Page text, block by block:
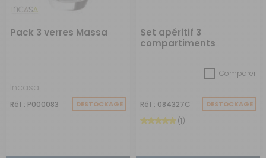
Pack 3 verres Massa
Incasa
Réf : P000083 DESTOCKAGE
Set apéritif 3
compartiments
Comparer
Réf : 084327C DESTOCKAGE
(1)